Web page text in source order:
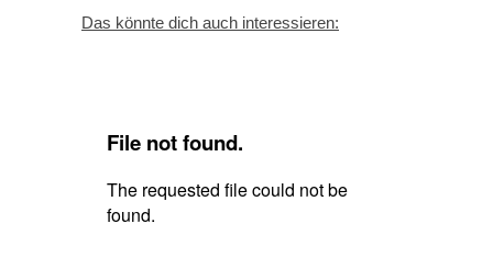
Das könnte dich auch interessieren: